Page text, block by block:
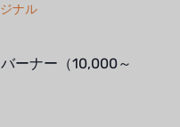
ナル
ーナー（10,000～